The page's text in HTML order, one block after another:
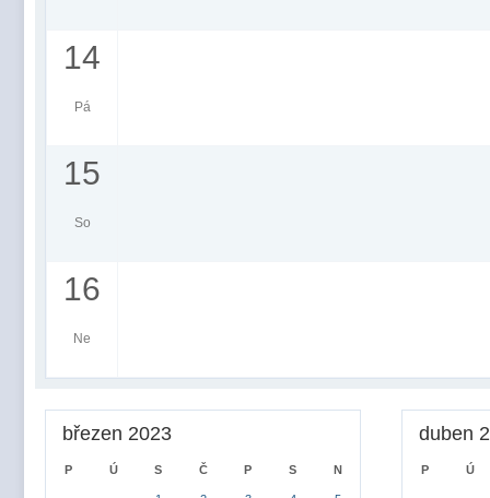
14
Pá
15
So
16
Ne
březen 2023
P Ú S Č P S N
duben
P Ú